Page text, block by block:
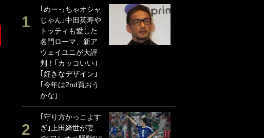
｢めーっちゃオシャ
じゃん｣中田英寿や
トッティも愛した
名門ローマ、新ア
ウェイユニが大評
判！｢カッコいい｣
｢好きなデザイン｣
｢今年は2nd買おう
かな｣
｢守り方かっこよす
ぎ｣上田綺世が妻